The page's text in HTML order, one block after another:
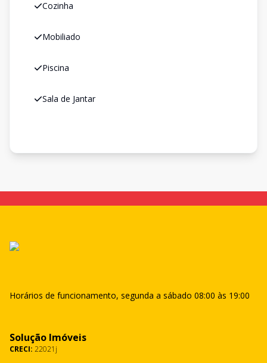
Cozinha
Mobiliado
Piscina
Sala de Jantar
Horários de funcionamento, segunda a sábado 08:00 às 19:00
Solução Imóveis
CRECI: 22021j